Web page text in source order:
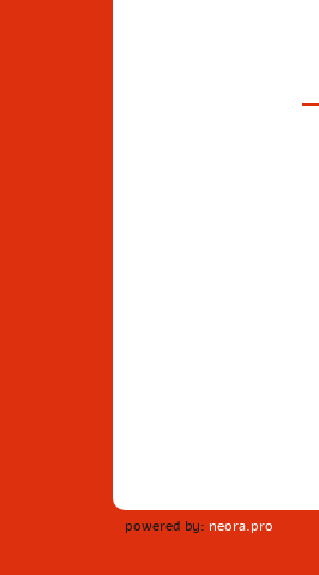
powered by:neora.pro